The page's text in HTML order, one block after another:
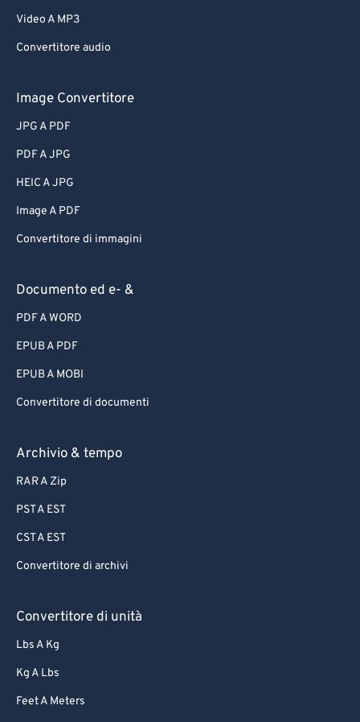
Video A MP3
Convertitore audio
Image Convertitore
JPG A PDF
PDF A JPG
HEIC A JPG
Image A PDF
Convertitore di immagini
Documento ed e- &
PDF A WORD
EPUB A PDF
EPUB A MOBI
Convertitore di documenti
Archivio & tempo
RAR A Zip
PST A EST
CST A EST
Convertitore di archivi
Convertitore di unità
Lbs A Kg
Kg A Lbs
Feet A Meters